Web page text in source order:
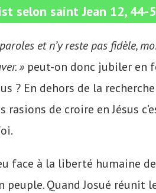
selon saint Jean 12, 44-
et n’y reste pas fidèle,
» peut-on donc jubiler en
? En dehors de la
rasions de croire en Jésus
face à la liberté humaine
peuple. Quand Josué réunit